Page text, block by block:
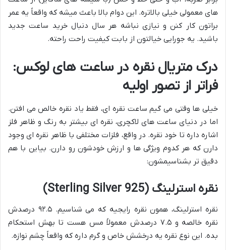
های معمولی خیلی بالاتره. این دوام بالا باعث میشه که واقعاً یه عمر
براتون کار کنن و نیازی نباشه هر سال دنبال خرید ساعت جدید
باشید. یه جورایی خیالتون از بابت کیفیت راحت راحته.
درک متریال نقره در ساعت های لوکس:
فراتر از تصور اولیه
خیلی ها وقتی می گیم ساعت نقره ای، فقط یاد نقره خالص می افتن.
اما در دنیای ساعت های لاکچری، نقره ای بیشتر به رنگ و ظاهر فلز
اشاره داره تا خود نقره. در واقع، فلزات مختلفی با ظاهر نقره ای وجود
دارن که هر کدوم ویژگی ها و ارزش خودشون رو دارن. بیاین با هم
دقیق تر بشناسیمشون:
نقره استرلینگ (Sterling Silver 925)
نقره استرلینگ، همون نقره رایجیه که می شناسیم. ۹۲.۵ درصدش
نقره خالصه و ۷.۵ درصدش معمولاً مس هست تا بهش استحکام
بده. این نوع نقره یه درخشش خاص و گرم داره که واقعاً چشم نوازه.